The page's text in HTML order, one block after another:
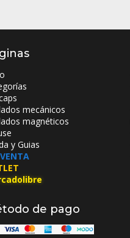
mecánicos
magnéticos
y Guias
de pago